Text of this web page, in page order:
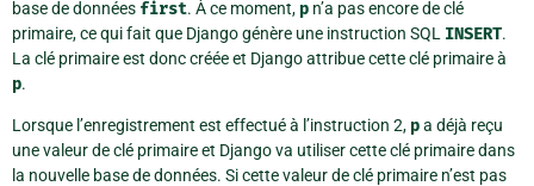
base de données first. À ce moment, p n’a pas encore de clé
primaire, ce qui fait que Django génère une instruction SQL INSERT.
La clé primaire est donc créée et Django attribue cette clé primaire à
p.
Lorsque l’enregistrement est effectué à l’instruction 2, pa déjà reçu
une valeur de clé primaire et Django va utiliser cette clé primaire dans
la nouvelle base de données. Si cette valeur de clé primaire n’est pas